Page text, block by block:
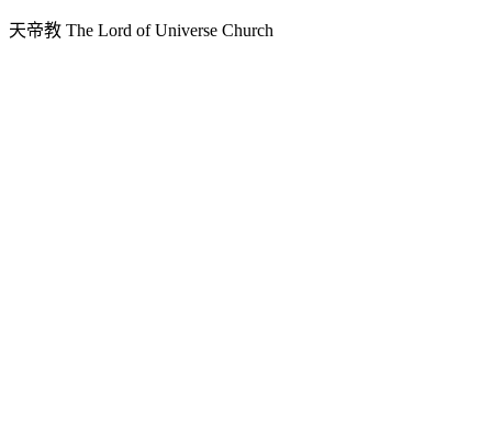
天人炁功院
天帝教 The Lord of Universe Church